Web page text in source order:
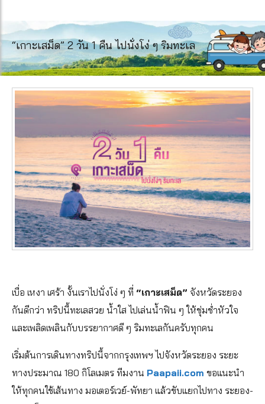
“เกาะเสม็ด” 2 วัน 1 คืน ไปนั่งโง่ ๆ ริมทะเล
เบื่อ เหงา เศร้า งั้นเราไปนั่งโง่ ๆ ที่ “เกาะเสม็ด” จังหวัดระยอง
กันดีกว่า ทริปนี้ทะเลสวย น้ำใส ไปเล่นน้ำฟิน ๆ ให้ชุ่มช่ำหัวใจ
และเพลิดเพลินกับบรรยากาศดี ๆ ริมทะเลกันครับทุกคน
เริ่มต้นการเดินทางทริปนี้จากกรุงเทพฯ ไปจังหวัดระยอง ระยะ
ทางประมาณ 180 กิโลเมตร ทีมงาน Paapaii.com ขอแนะนำ
ให้ทุกคนใช้เส้นทาง มอเตอร์เวย์-พัทยา แล้วขับแยกไปทาง ระยอง-